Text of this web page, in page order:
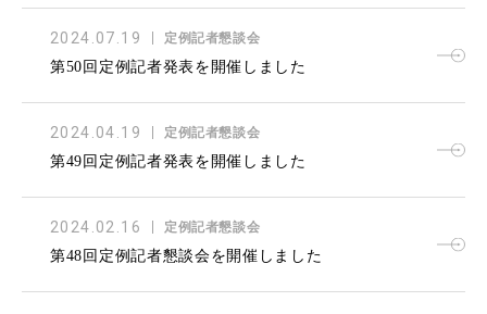
2024.07.19 定例記者懇談会
第50回定例記者発表を開催しました
2024.04.19 定例記者懇談会
第49回定例記者発表を開催しました
2024.02.16 定例記者懇談会
第48回定例記者懇談会を開催しました